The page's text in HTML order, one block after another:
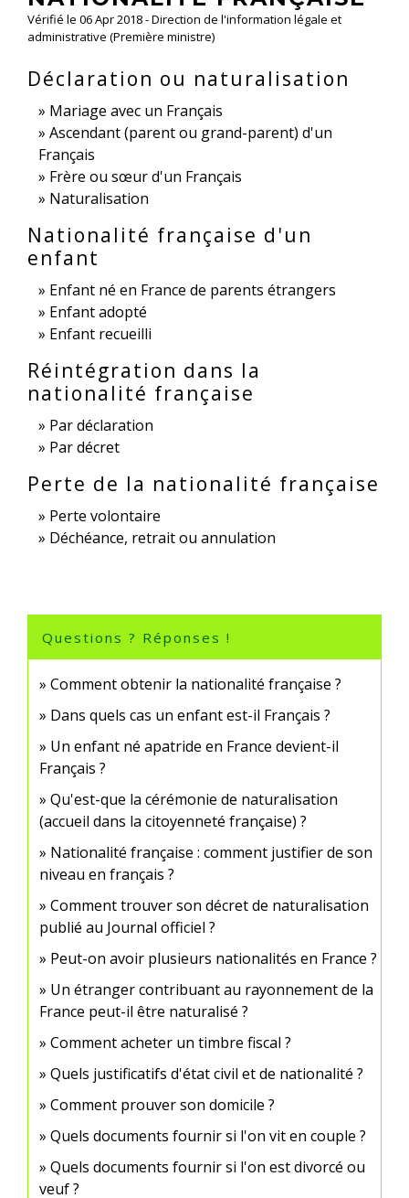
Vérifié le 06 Apr 2018 - Direction de l'information légale et
administrative (Première ministre)
Déclaration ou naturalisation
Mariage avec un Français
Ascendant (parent ou grand-parent) d'un
Français
Frère ou sœur d'un Français
Naturalisation
Nationalité française d'un
enfant
Enfant né en France de parents étrangers
Enfant adopté
Enfant recueilli
Réintégration dans la
nationalité française
Par déclaration
Par décret
Perte de la nationalité française
Perte volontaire
Déchéance, retrait ou annulation
Questions ? Réponses !
Comment obtenir la nationalité française ?
Dans quels cas un enfant est-il Français ?
Un enfant né apatride en France devient-il
Français ?
Qu'est-que la cérémonie de naturalisation
(accueil dans la citoyenneté française) ?
Nationalité française : comment justifier de son
niveau en français ?
Comment trouver son décret de naturalisation
publié au Journal officiel ?
Peut-on avoir plusieurs nationalités en France ?
Un étranger contribuant au rayonnement de la
France peut-il être naturalisé ?
Comment acheter un timbre fiscal ?
Quels justificatifs d'état civil et de nationalité ?
Comment prouver son domicile ?
Quels documents fournir si l'on vit en couple ?
Quels documents fournir si l'on est divorcé ou
veuf ?